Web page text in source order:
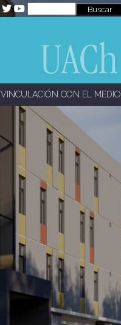
VINCULACIÓN CON EL MEDIO